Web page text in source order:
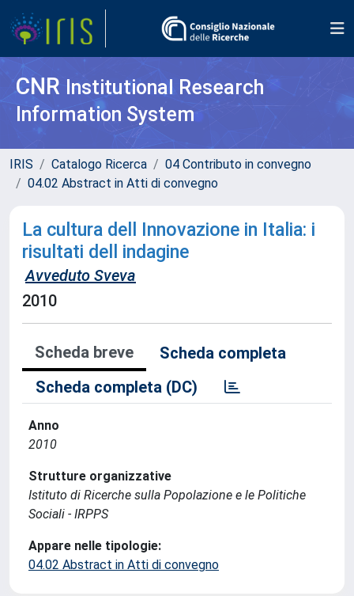
CNR Institutional Research
Information System
IRIS Catalogo Ricerca
04 Contributo in convegno
04.02 Abstract in Atti di convegno
La cultura dell Innovazione in Italia: i
risultati dell indagine
Avveduto Sveva
2010
Scheda breve
Scheda completa
Scheda completa (DC)
Anno
2010
Strutture organizzative
Istituto di Ricerche sulla Popolazione e le Politiche
Sociali - IRPPS
Appare nelle tipologie:
04.02 Abstract in Atti di convegno